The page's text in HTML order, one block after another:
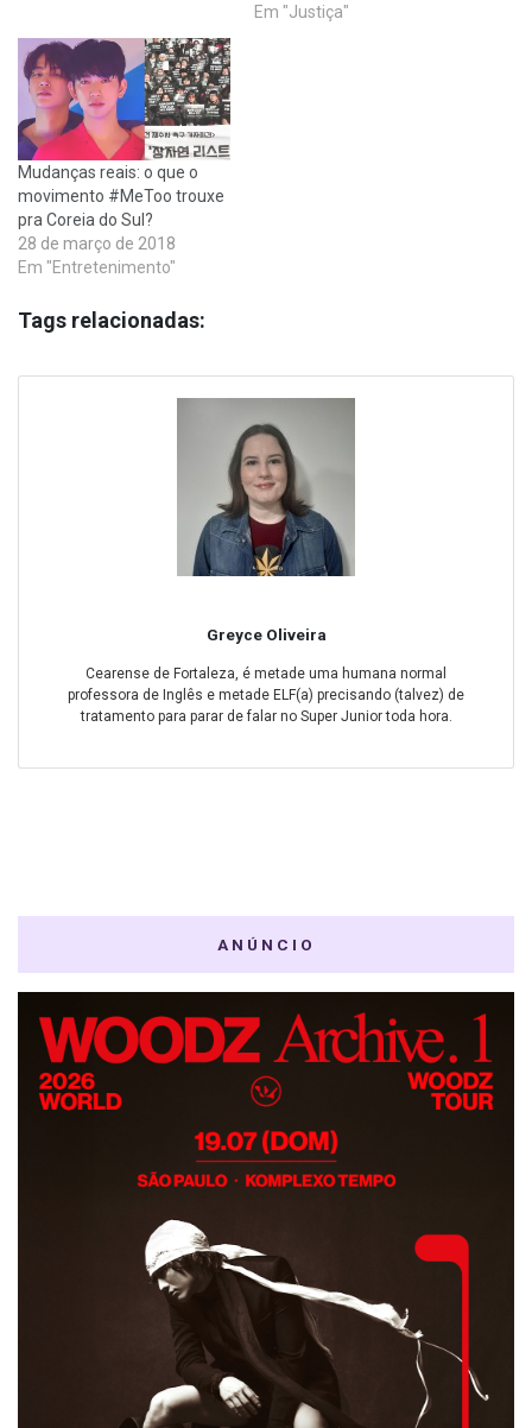
Em "Justiça"
Mudanças reais: o que o
movimento #MeToo trouxe
pra Coreia do Sul?
28 de março de 2018
Em "Entretenimento"
Tags relacionadas:
Greyce Oliveira
Cearense de Fortaleza, é metade uma humana normal
professora de Inglês e metade ELF(a) precisando (talvez) de
tratamento para parar de falar no Super Junior toda hora.
ANÚNCIO